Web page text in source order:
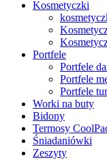
Kosmetyczki
Portfele
Portfele
Portfele
Portfele
Worki na buty
Bidony
Termosy
Śniadaniówki
Zeszyty